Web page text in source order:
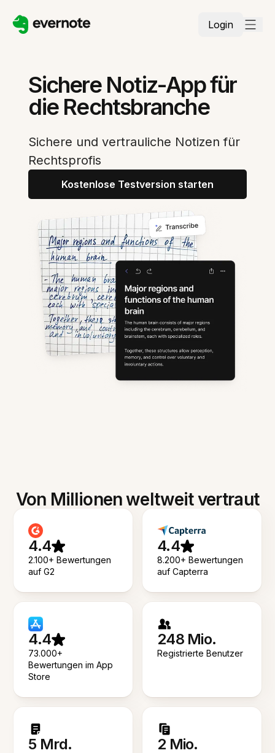
Login
Sichere Notiz-App für
die Rechtsbranche
Sichere und vertrauliche Notizen für
Rechtsprofis
Kostenlose Testversion starten
Von Millionen weltweit vertraut
4.4
2.100+ Bewertungen
auf G2
4.4
8.200+ Bewertungen
auf Capterra
4.4
73.000+
Bewertungen im App
Store
248 Mio.
Registrierte Benutzer
5 Mrd. 2 Mio.